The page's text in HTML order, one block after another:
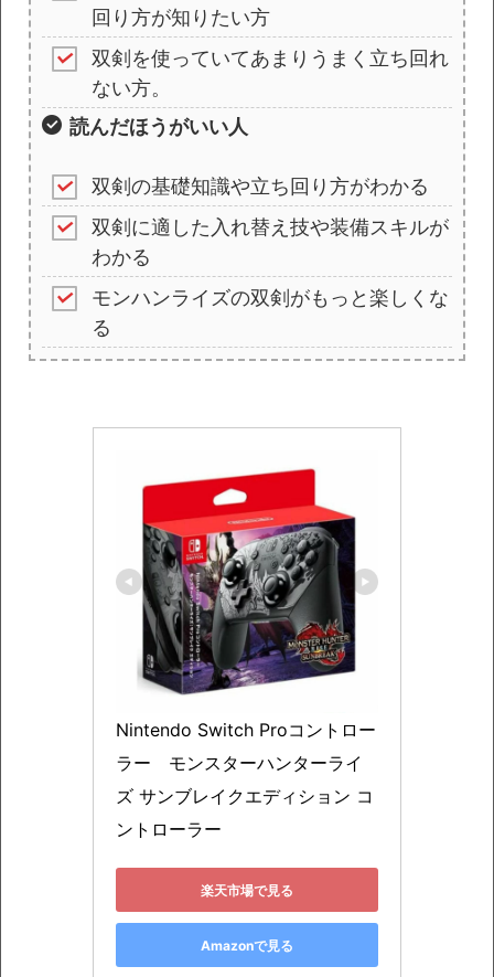
回り方が知りたい方
双剣を使っていてあまりうまく立ち回れ
ない方。
読んだほうがいい人
双剣の基礎知識や立ち回り方がわかる
双剣に適した入れ替え技や装備スキルが
わかる
モンハンライズの双剣がもっと楽しくな
る
Nintendo Switch Proコントロー
ラー　モンスターハンターライ
ズ サンブレイクエディション コ
ントローラー
楽天市場で見る
Amazonで見る